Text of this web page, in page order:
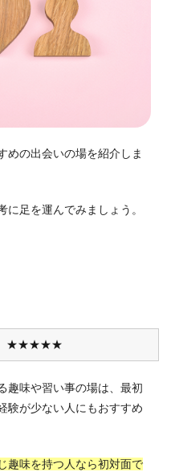
めの出会いの場を紹介しま
足を運んでみましょう。
★★★★★
趣味や習い事の場は、最初
験が少ない人にもおすすめ
趣味を持つ人なら初対面で